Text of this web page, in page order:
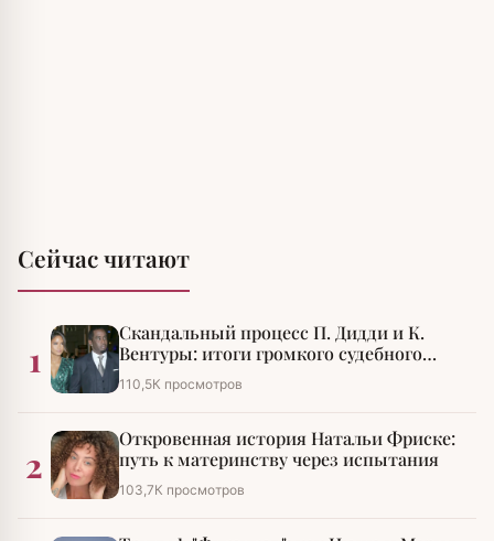
Сейчас читают
1
Скандальный процесс П. Дидди и К.
Вентуры: итоги громкого судебного
разбирательства
110,5К просмотров
2
Откровенная история Натальи Фриске:
путь к материнству через испытания
103,7К просмотров